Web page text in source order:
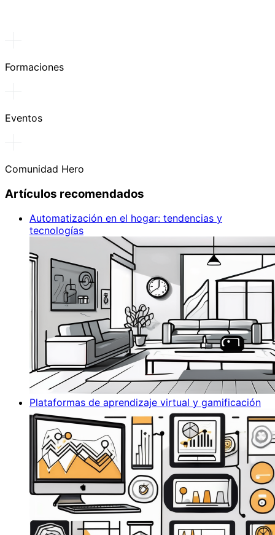
Formaciones
Eventos
Comunidad Hero
Artículos recomendados
Automatización en el hogar: tendencias y
tecnologías
Plataformas de aprendizaje virtual y gamificación